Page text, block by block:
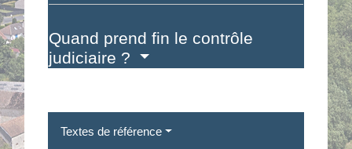
Quand prend fin le contrôle
judiciaire ?
Textes de référence